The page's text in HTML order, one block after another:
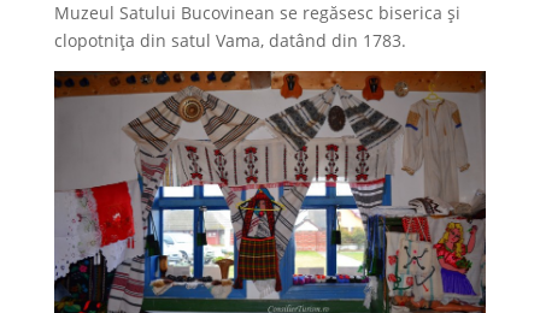
Muzeul Satului Bucovinean se regăsesc biserica şi
clopotniţa din satul Vama, datând din 1783.